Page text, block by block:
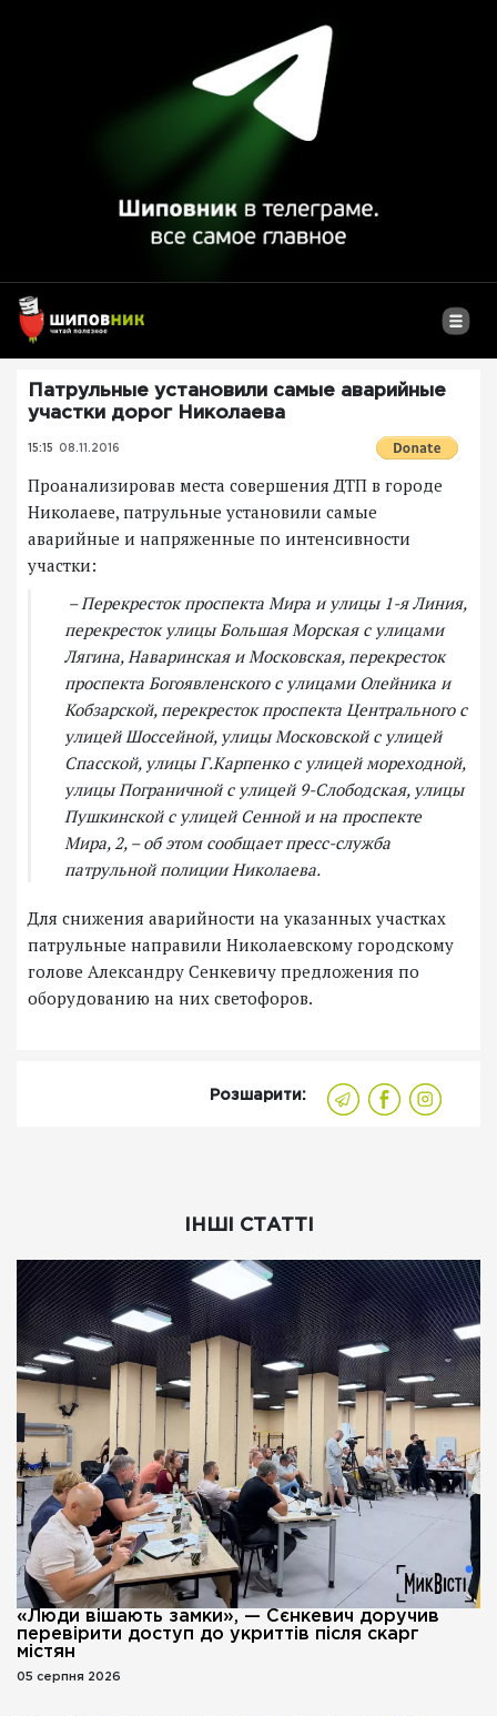
Патрульные установили самые аварийные
участки дорог Николаева
15:15 08.11.2016
Проанализировав места совершения ДТП в городе
Николаеве, патрульные установили самые
аварийные и напряженные по интенсивности
участки:
– Перекресток проспекта Мира и улицы 1-я Линия,
перекресток улицы Большая Морская с улицами
Лягина, Наваринская и Московская, перекресток
проспекта Богоявленского с улицами Олейника и
Кобзарской, перекресток проспекта Центрального с
улицей Шоссейной, улицы Московской с улицей
Спасской, улицы Г.Карпенко с улицей мореходной,
улицы Пограничной с улицей 9-Слободская, улицы
Пушкинской с улицей Сенной и на проспекте
Мира, 2, – об этом сообщает пресс-служба
патрульной полиции Николаева.
Для снижения аварийности на указанных участках
патрульные направили Николаевскому городскому
голове Александру Сенкевичу предложения по
оборудованию на них светофоров.
Розшарити:
ІНШІ СТАТТІ
«Люди вішають замки», — Сєнкевич доручив
перевірити доступ до укриттів після скарг
містян
05 серпня 2026